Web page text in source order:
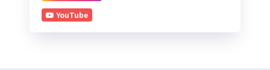
YouTube